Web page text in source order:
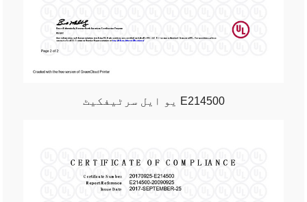
یو ایل سرٹیفکیٹ E214500